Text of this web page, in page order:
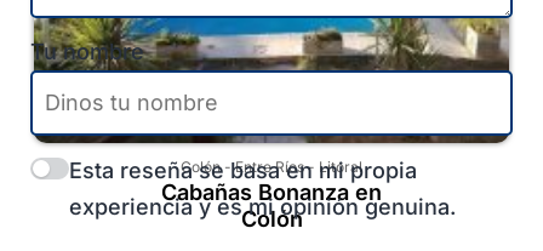
Colón-Entre Ríos- Litoral
Cabañas Bonanza en
Colón
Tu nombre
Esta reseña se basa en mi propia
experiencia y es mi opinión genuina.